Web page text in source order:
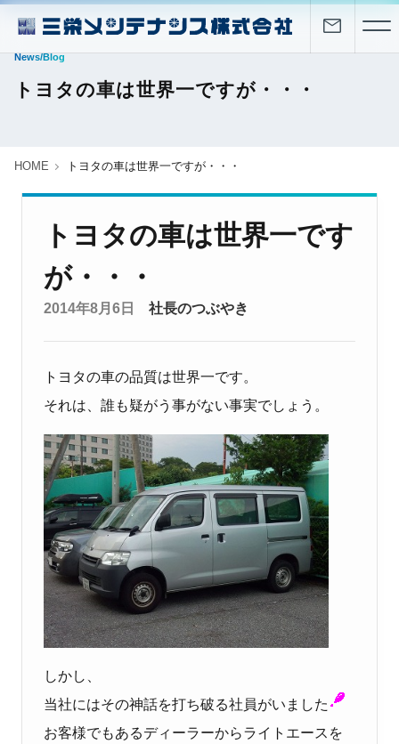
News/Blog
トヨタの車は世界一ですが・・・
HOME トヨタの車は世界一ですが・・・
トヨタの車は世界一です
が・・・
2014年8月6日 社長のつぶやき
トヨタの車の品質は世界一です。
それは、誰も疑がう事がない事実でしょう。
しかし、
当社にはその神話を打ち破る社員がいました
お客様でもあるディーラーからライトエースを